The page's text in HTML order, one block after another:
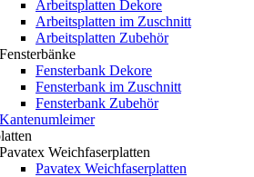
Arbeitsplatten Dekore
Arbeitsplatten im Zuschnitt
Arbeitsplatten Zubehör
Fensterbänke
Fensterbank Dekore
Fensterbank im Zuschnitt
Fensterbank Zubehör
Kantenumleimer
Pavatex Weichfaserplatten
Pavatex Weichfaserplatten